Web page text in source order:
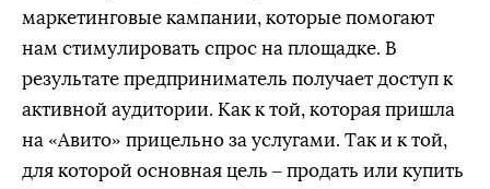
маркетинговые кампании, которые помогают
нам стимулировать спрос на площадке. В
результате предприниматель получает доступ к
активной аудитории. Как к той, которая пришла
на «Авито» прицельно за услугами. Так и к той,
для которой основная цель – продать или купить